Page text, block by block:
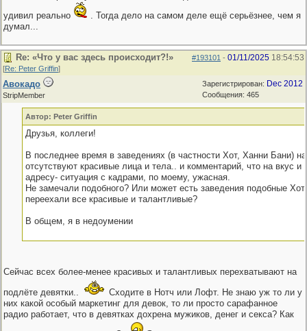
удивил реально
. Тогда дело на самом деле ещё серьёзнее, чем я
думал...
#193101 - 01/11/2025 18:54:53
Re: «Что у вас здесь происходит?!»
[Re: Peter Griffin]
Зарегистрирован: Dec 2012
Сообщения: 465
Авокадо
StripMember
Автор: Peter Griffin
Друзья, коллеги!
В последнее время в заведениях (в частности Хот, Ханни Бани)
отсутствуют красивые лица и тела.. и комментарий, что на вкус и
адресу- ситуация с кадрами, по моему, ужасная.
Не замечали подобного? Или может есть заведения подобные
переехали все красивые и талантливые?
В общем, я в недоумении
Сейчас всех более-менее красивых и талантливых перехватывают на
подлёте девятки..
Сходите в Нотч или Лофт. Не знаю уж то ли у
них какой особый маркетинг для девок, то ли просто сарафанное
радио работает, что в девятках дохрена мужиков, денег и секса? Как